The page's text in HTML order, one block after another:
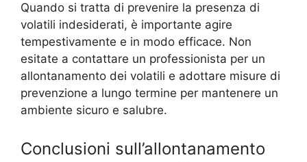
Quando si tratta di prevenire la presenza di
volatili indesiderati, è importante agire
tempestivamente e in modo efficace. Non
esitate a contattare un professionista per un
allontanamento dei volatili e adottare misure di
prevenzione a lungo termine per mantenere un
ambiente sicuro e salubre.
Conclusioni sull’allontanamento